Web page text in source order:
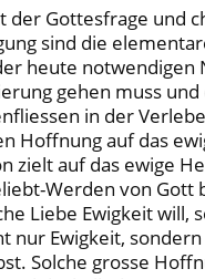
der Gottesfrage und
sind die
heute notwendigen
gehen muss und
in der
Hoffnung auf das
zielt auf das ewige
Werden von Gott
Liebe Ewigkeit will,
nur Ewigkeit,
Solche grosse